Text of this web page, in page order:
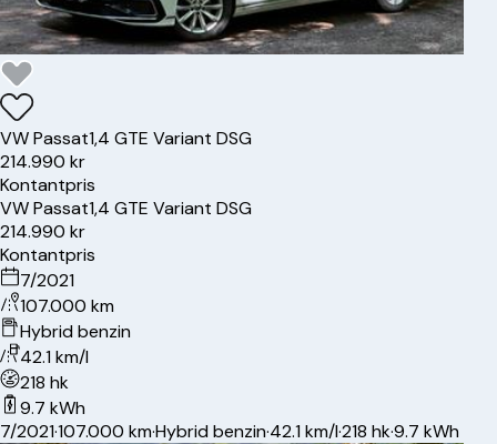
VWPassat1,4 GTE Variant DSG
214.990 kr
Kontantpris
VWPassat1,4 GTE Variant DSG
214.990 kr
Kontantpris
7/2021
107.000 km
Hybrid benzin
42.1 km/l
218 hk
9.7 kWh
7/2021·107.000 km·Hybrid benzin·42.1 km/l·218 hk·9.7 kWh